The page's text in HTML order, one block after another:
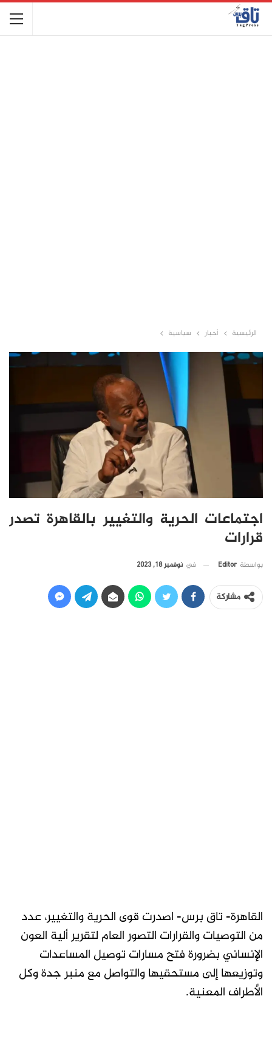
الرئيسية أخبار سياسية
اجتماعات الحرية والتغيير بالقاهرة تصدر
قرارات
بواسطة Editor في نوفمبر 18, 2023
مشاركة
القاهرة- تاق برس- اصدرت قوى الحرية والتغيير، عدد
من التوصيات والقرارات التصور العام لتقرير ألية العون
الإنساني بضرورة فتح مسارات توصيل المساعدات
وتوزيعها إلى مستحقيها والتواصل مع منبر جدة وكل
الأطراف المعنية.